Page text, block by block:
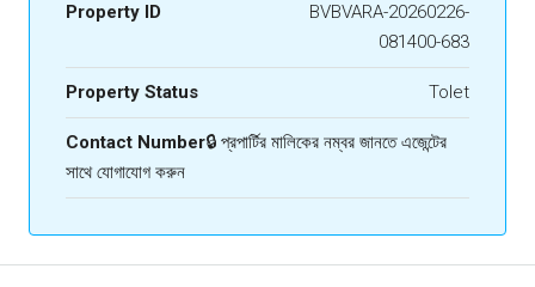
Property ID
BVBVARA-20260226-
081400-683
Property Status Tolet
Contact Number🔒 প্রপার্টির মালিকের নম্বর জানতে এজেন্টের
সাথে যোগাযোগ করুন